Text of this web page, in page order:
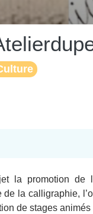
la promotion
la calligraphie,
de stages